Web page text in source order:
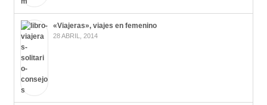
«Viajeras», viajes en femenino
28 ABRIL, 2014